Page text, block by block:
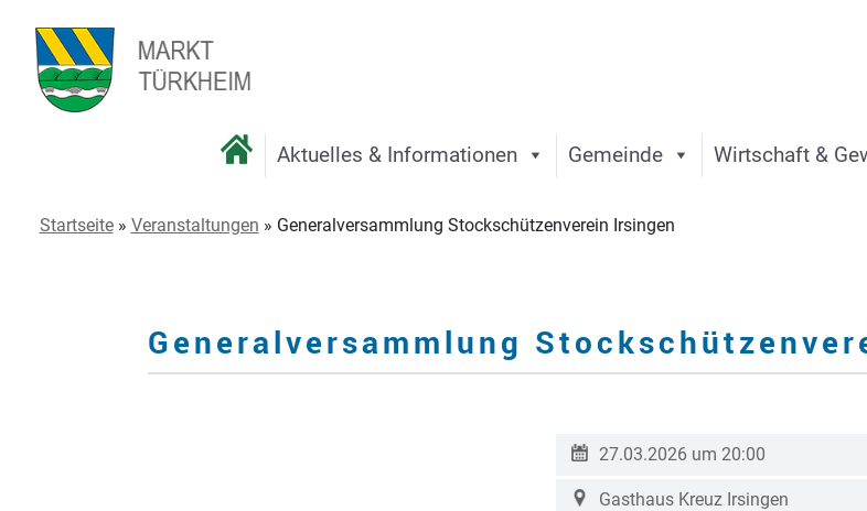
Aktuelles & Informationen Gemeinde Wirtschaft &
Startseite» Veranstaltungen » Generalversammlung Stockschützenverein Irsingen
Generalversammlung
27.03.2026 um 20:00
Gasthaus Kreuz Irsingen